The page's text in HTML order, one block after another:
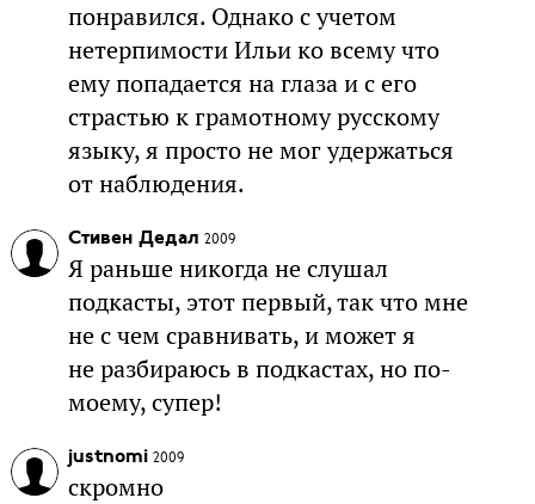
понравился. Однако с учетом
нетерпимости Ильи ко всему что
ему попадается на глаза и с его
страстью к грамотному русскому
языку, я просто не мог удержаться
от наблюдения.
Стивен Дедал 2009
Я раньше никогда не слушал
подкасты, этот первый, так что мне
не с чем сравнивать, и может я
не разбираюсь в подкастах, но по-
моему, супер!
justnomi 2009
скромно